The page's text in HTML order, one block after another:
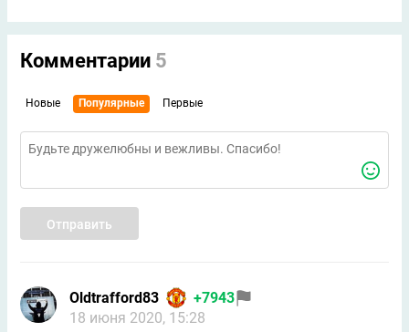
Комментарии 5
Новые Популярные Первые
Отправить
Oldtrafford83
+7943
18 июня 2020, 15:28